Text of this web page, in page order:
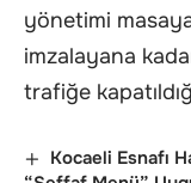
yönetimi
imzalayana
trafiğe
Kocaeli Esnafı